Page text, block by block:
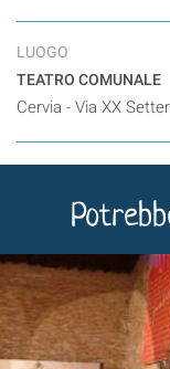
LUOGO
TEATRO COMUNALE
Cervia - Via XX